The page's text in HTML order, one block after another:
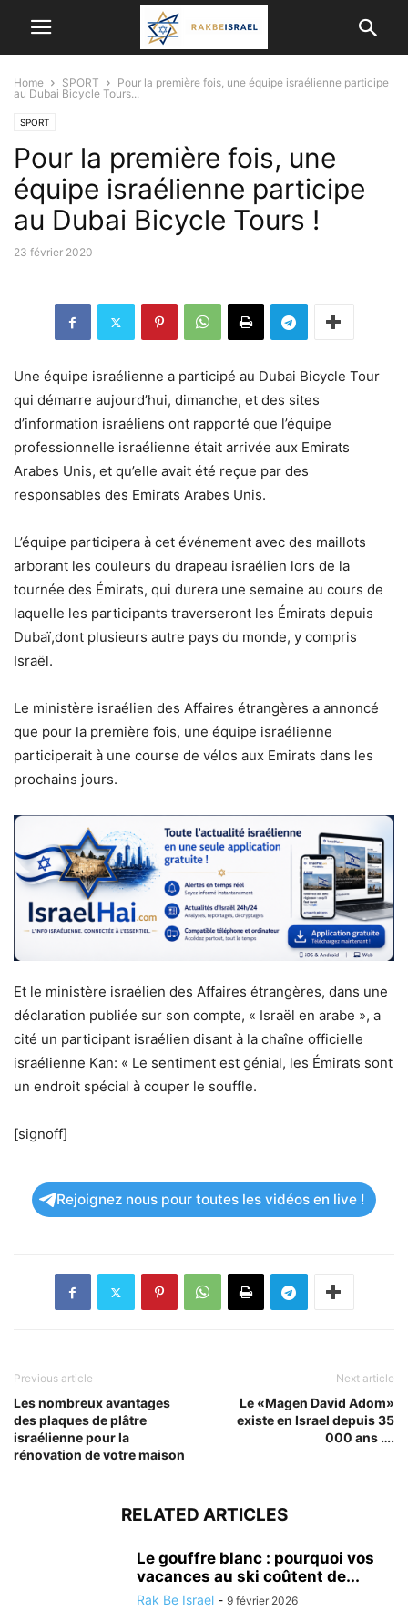
Home SPORT
Pour la première fois, une équipe israélienne participe
au Dubai Bicycle Tours...
SPORT
Pour la première fois, une
équipe israélienne participe
au Dubai Bicycle Tours !
23 février 2020
Une équipe israélienne a participé au Dubai Bicycle Tour
qui démarre aujourd’hui, dimanche, et des sites
d’information israéliens ont rapporté que l’équipe
professionnelle israélienne était arrivée aux Emirats
Arabes Unis, et qu’elle avait été reçue par des
responsables des Emirats Arabes Unis.
L’équipe participera à cet événement avec des maillots
arborant les couleurs du drapeau israélien lors de la
tournée des Émirats, qui durera une semaine au cours de
laquelle les participants traverseront les Émirats depuis
Dubaï,dont plusieurs autre pays du monde, y compris
Israël.
Le ministère israélien des Affaires étrangères a annoncé
que pour la première fois, une équipe israélienne
participerait à une course de vélos aux Emirats dans les
prochains jours.
Et le ministère israélien des Affaires étrangères, dans une
déclaration publiée sur son compte, « Israël en arabe », a
cité un participant israélien disant à la chaîne officielle
israélienne Kan: « Le sentiment est génial, les Émirats sont
un endroit spécial à couper le souffle.
[signoff]
Rejoignez nous pour toutes les vidéos en live !
Previous article
Les nombreux avantages
des plaques de plâtre
israélienne pour la
rénovation de votre maison
Next article
Le «Magen David Adom»
existe en Israel depuis 35
000 ans ….
RELATED ARTICLES
Le gouffre blanc : pourquoi vos
vacances au ski coûtent de...
Rak Be Israel - 9 février 2026